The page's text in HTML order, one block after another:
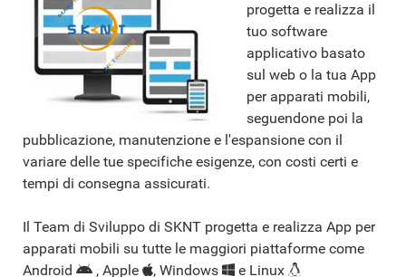
progetta e realizza il
tuo software
applicativo basato
sul web o la tua App
per apparati mobili,
seguendone poi la
pubblicazione, manutenzione e l'espansione con il
variare delle tue specifiche esigenze, con costi certi e
tempi di consegna assicurati.
Il Team di Sviluppo di SKNT progetta e realizza App per
apparati mobili su tutte le maggiori piattaforme come
Android
, Apple , Windows e Linux